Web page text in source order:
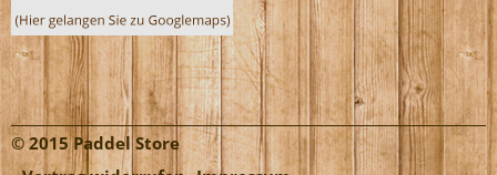
© 2015 Paddel Store